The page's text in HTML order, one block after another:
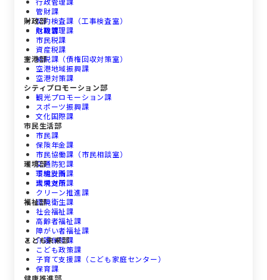
管財課
契約検査課（工事検査室）
危機管理課
財政部
財政課
市民税課
資産税課
納税課（債権回収対策室）
空港部
空港地域振興課
空港対策課
シティプロモーション部
観光プロモーション課
スポーツ振興課
文化国際課
市民生活部
市民課
保険年金課
市民協働課（市民相談室）
交通防犯課
下総支所
大栄支所
環境部
環境計画課
環境対策課
クリーン推進課
環境衛生課
福祉部
社会福祉課
高齢者福祉課
障がい者福祉課
介護保険課
こども未来部
こども政策課
子育て支援課（こども家庭センター）
保育課
健康推進部